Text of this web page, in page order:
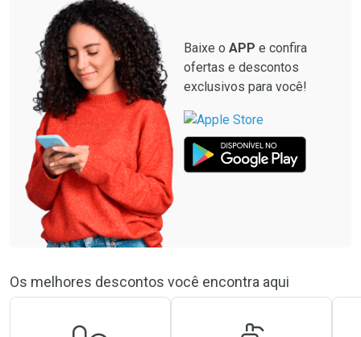
Baixe o APP e confira
ofertas e descontos
exclusivos para você!
Os melhores descontos você encontra aqui